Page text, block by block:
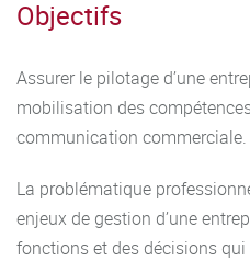
Objectifs
Assurer le pilotage d’une
mobilisation des
communication commerciale.
La problématique
enjeux de gestion d’une
fonctions et des décisions